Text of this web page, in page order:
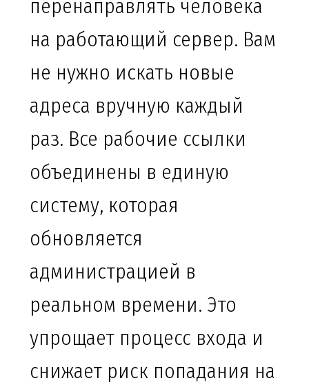
перенаправлять человека
на работающий сервер. Вам
не нужно искать новые
адреса вручную каждый
раз. Все рабочие ссылки
объединены в единую
систему, которая
обновляется
администрацией в
реальном времени. Это
упрощает процесс входа и
снижает риск попадания на